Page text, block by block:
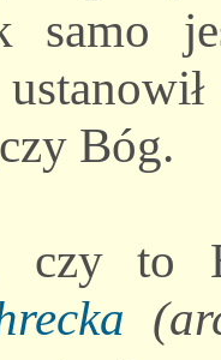
samo
Bóg.
czy to